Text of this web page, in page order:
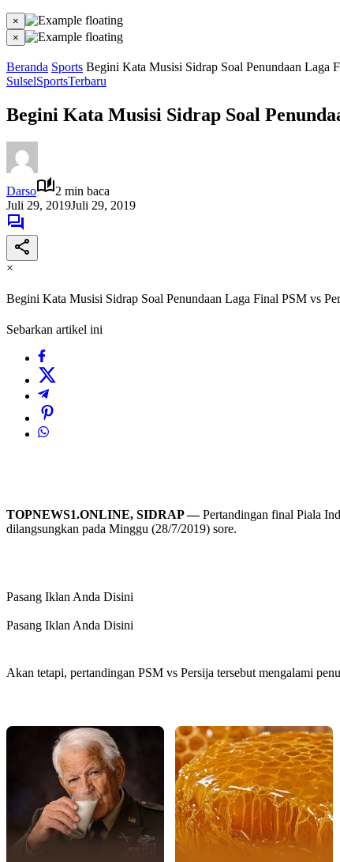
×
×
Beranda Sports Begini Kata Musisi Sidrap Soal Penundaan Laga
SulselSportsTerbaru
Begini Kata Musisi Sidrap Soal
Darso
2 min baca
Juli 29, 2019Juli 29, 2019
×
Begini Kata Musisi Sidrap Soal Penundaan Laga Final PSM vs
Sebarkan artikel ini
TOPNEWS1.ONLINE, SIDRAP —Pertandingan final Piala
dilangsungkan pada Minggu (28/7/2019) sore.
Pasang Iklan Anda Disini
Pasang Iklan Anda Disini
Akan tetapi, pertandingan PSM vs Persija tersebut mengalami